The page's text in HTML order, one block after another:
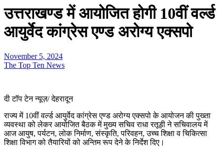
उत्तराखण्ड में आयोजित होगी 10वीं वर्ल्ड
आयुर्वेद कांग्रेस एण्ड अरोग्य एक्सपो
November 5, 2024
The Top Ten News
दी टॉप टेन न्यूज़/ देहरादून
राज्य में 10वीं वर्ल्ड आयुर्वेद कांग्रेस एण्ड अरोग्य एक्सपो के आयोजन की पुख्ता
व्यवस्था को लेकर आयोजित बैठक में मुख्य सचिव राधा रतूड़ी ने सचिवालय में
आज आयुष, पर्यटन, लोक निर्माण, संस्कृति, परिवहन, उच्च शिक्षा व चिकित्सा
शिक्षा विभाग को तैयारियों को अन्तिम रूप देने के निर्देश दिए।